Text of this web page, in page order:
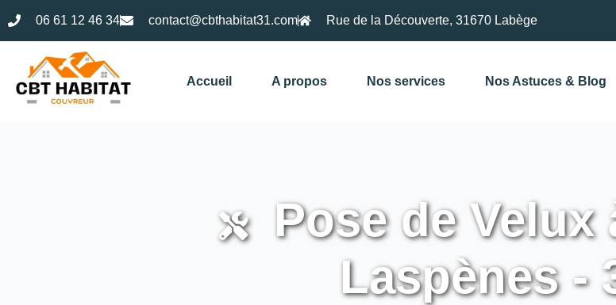
06 61 12 46 34 contact@cbthabitat31.com Rue de la Découverte, 31670 Labège
Accueil A propos Nos services Nos Astuces & Blog
Pose de Velux
Laspènes -